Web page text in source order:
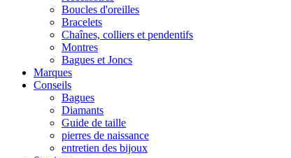
Boucles d'oreilles
Bracelets
Chaînes, colliers et pendentifs
Montres
Bagues et Joncs
Marques
Conseils
Bagues
Diamants
Guide de taille
pierres de naissance
entretien des bijoux